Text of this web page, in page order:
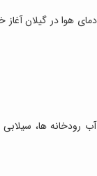
باران و کاهش دمای هوا در گیلان
آب رودخانه ها،